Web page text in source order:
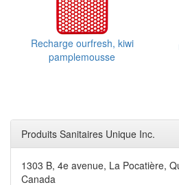
Recharge ourfresh, kiwi
pamplemousse
Produits Sanitaires Unique Inc.
1303 B, 4e avenue, La Pocatière,
Canada